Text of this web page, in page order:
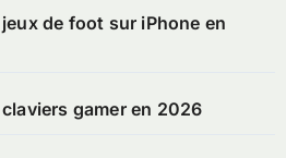
de foot sur iPhone en
gamer en 2026